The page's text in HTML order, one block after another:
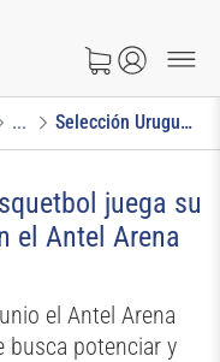
... Selección Uruguaya de Básquetbol juega su clasificación al Mundial en el Antel Arena Basket
juega su
el Antel Arena
el Antel Arena
busca potenciar y